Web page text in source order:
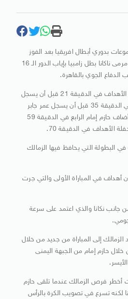
بدوري أبطال افريقيا بعد الفوز
بخمسة أهداف دون رد في مرمى ناكانا بطل زامبيا بإياب الدور الـ 16
الدفاع الجوي بالقاهرة.
افتتح أحمد توفيق مهرجان الأهداف في الدقيقة 21 قبل أن يسجل
مؤمن زكريا الهدف الثاني في الدقيقة 35 قبل أن يسجل عمر جابر
الثالث في الدقيقة 48 ثم أضاف حازم إمام الرابع في الدقيقة 59
الأهداف في الدقيقة 70.
في البطولة التي يحافظ فيها الزمالك
أهداف في المباراة الأولى والتي جرت
جانب نكانا والذي اعتمد على سرعة
الزمالك إلى المباراة من جديد من خلال
حازم إمام من الجبهة اليمنى
أخطر فرص الزمالك عندما تلقى حازم
لكنه تسرع في تصويب الكرة بالرأس